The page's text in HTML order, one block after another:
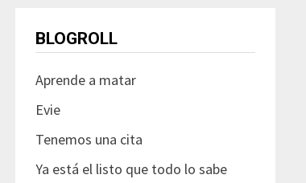
BLOGROLL
Aprende a matar
Evie
Tenemos una cita
Ya está el listo que todo lo sabe